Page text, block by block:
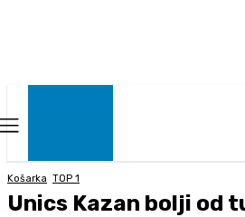
Košarka TOP 1
Unics Kazan bolji od